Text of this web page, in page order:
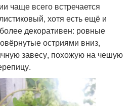
чаще всего встречается
хотя есть ещё и
декоративен: ровные
остриями вниз,
завесу, похожую на чешую